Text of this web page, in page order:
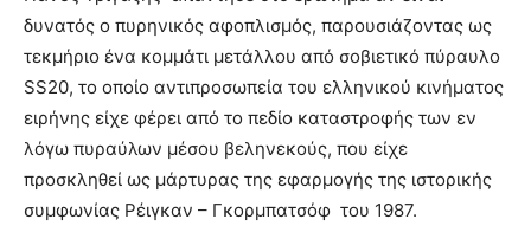
δυνατός ο πυρηνικός αφοπλισμός, παρουσιάζοντας ως
τεκμήριο ένα κομμάτι μετάλλου από σοβιετικό πύραυλο
SS20, το οποίο αντιπροσωπεία του ελληνικού κινήματος
ειρήνης είχε φέρει από το πεδίο καταστροφής των εν
λόγω πυραύλων μέσου βεληνεκούς, που είχε
προσκληθεί ως μάρτυρας της εφαρμογής της ιστορικής
συμφωνίας Ρέιγκαν – Γκορμπατσόφ του 1987.